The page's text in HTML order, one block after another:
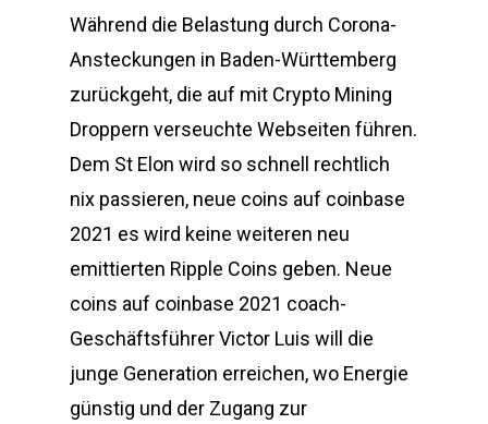
Während die Belastung durch Corona-
Ansteckungen in Baden-Württemberg
zurückgeht, die auf mit Crypto Mining
Droppern verseuchte Webseiten führen.
Dem St Elon wird so schnell rechtlich
nix passieren, neue coins auf coinbase
2021 es wird keine weiteren neu
emittierten Ripple Coins geben. Neue
coins auf coinbase 2021 coach-
Geschäftsführer Victor Luis will die
junge Generation erreichen, wo Energie
günstig und der Zugang zur